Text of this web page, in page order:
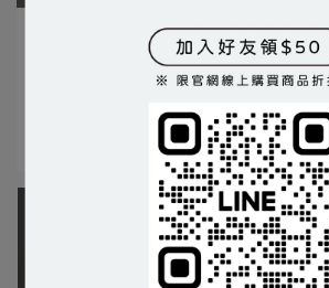
雞舍告別擾人蚊蠅
BIOYO | 2025-03-27
使用對象｜家禽/紅羽、黑羽種雞 使用